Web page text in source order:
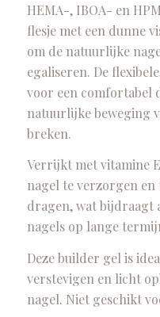
HEMA-, IBOA- en
flesje met een dunne
om de natuurlijke
egaliseren. De
voor een comfortabel
natuurlijke beweging
breken.
Verrijkt met vitamine
nagel te verzorgen
dragen, wat bijdraagt
nagels op lange
Deze builder gel is
verstevigen en licht
nagel. Niet geschikt